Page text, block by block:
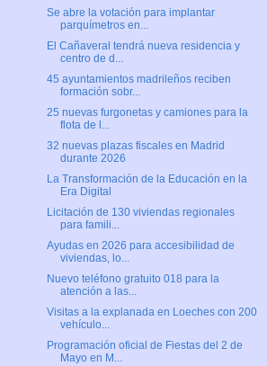
Se abre la votación para implantar
parquímetros en...
El Cañaveral tendrá nueva residencia y
centro de d...
45 ayuntamientos madrileños reciben
formación sobr...
25 nuevas furgonetas y camiones para la
flota de l...
32 nuevas plazas fiscales en Madrid
durante 2026
La Transformación de la Educación en la
Era Digital
Licitación de 130 viviendas regionales
para famili...
Ayudas en 2026 para accesibilidad de
viviendas, lo...
Nuevo teléfono gratuito 018 para la
atención a las...
Visitas a la explanada en Loeches con 200
vehículo...
Programación oficial de Fiestas del 2 de
Mayo en M...